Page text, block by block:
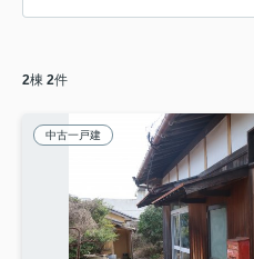
2棟 2件
中古一戸建